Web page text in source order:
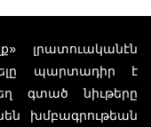
լրատուականէն
պարտադիր է
գտած նիւթերը
խմբագրութեան